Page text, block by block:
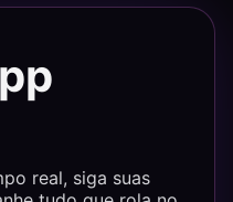
real, siga suas